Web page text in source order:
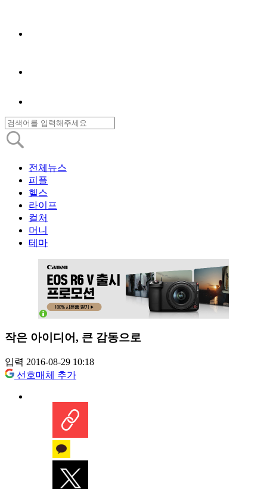
전체뉴스
피플
헬스
라이프
컬처
머니
테마
작은 아이디어, 큰 감동으로
입력 2016-08-29 10:18
선호매체 추가